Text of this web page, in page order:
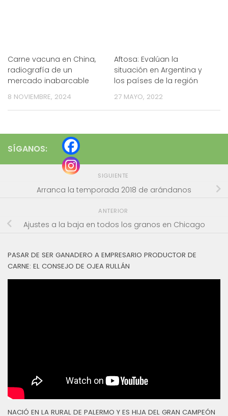
Carne vacuna en China,
radiografía de un
mercado inabarcable
8 NOVIEMBRE, 2024
Aftosa: Evalúan la
situación en Argentina y
los países de la región
27 MAYO, 2022
SÍGANOS:
SIGUIENTE
Arranca la temporada 2018 de arándanos
ANTERIOR
Ajustes a la baja en todos los granos en Chicago
PASAR DE SER GANADERO A EMPRESARIO PRODUCTOR DE
CARNE: EL CONSEJO DE OJEA RULLÁN
NACIÓ EN LA RURAL DE PALERMO Y ES HIJA DEL GRAN CAMPEÓN